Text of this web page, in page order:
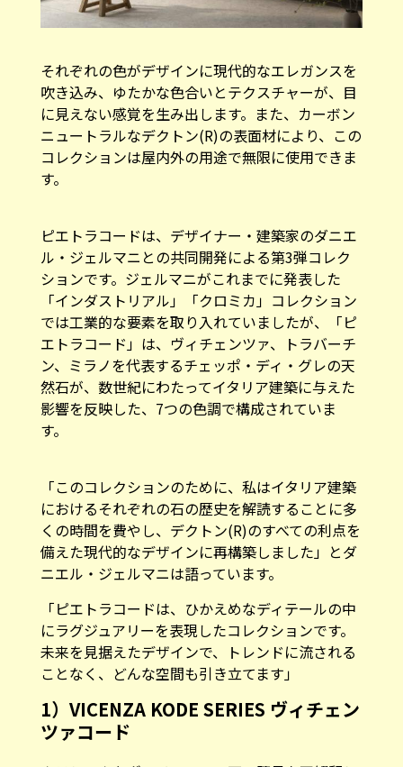
それぞれの色がデザインに現代的なエレガンスを
吹き込み、ゆたかな色合いとテクスチャーが、目
に見えない感覚を生み出します。また、カーボン
ニュートラルなデクトン(R)の表面材により、この
コレクションは屋内外の用途で無限に使用できま
す。
ピエトラコードは、デザイナー・建築家のダニエ
ル・ジェルマニとの共同開発による第3弾コレク
ションです。ジェルマニがこれまでに発表した
「インダストリアル」「クロミカ」コレクション
では工業的な要素を取り入れていましたが、「ピ
エトラコード」は、ヴィチェンツァ、トラバーチ
ン、ミラノを代表するチェッポ・ディ・グレの天
然石が、数世紀にわたってイタリア建築に与えた
影響を反映した、7つの色調で構成されていま
す。
「このコレクションのために、私はイタリア建築
におけるそれぞれの石の歴史を解読することに多
くの時間を費やし、デクトン(R)のすべての利点を
備えた現代的なデザインに再構築しました」とダ
ニエル・ジェルマニは語っています。
「ピエトラコードは、ひかえめなディテールの中
にラグジュアリーを表現したコレクションです。
未来を見据えたデザインで、トレンドに流される
ことなく、どんな空間も引き立てます」
1）VICENZA KODE SERIES ヴィチェン
ツァコード